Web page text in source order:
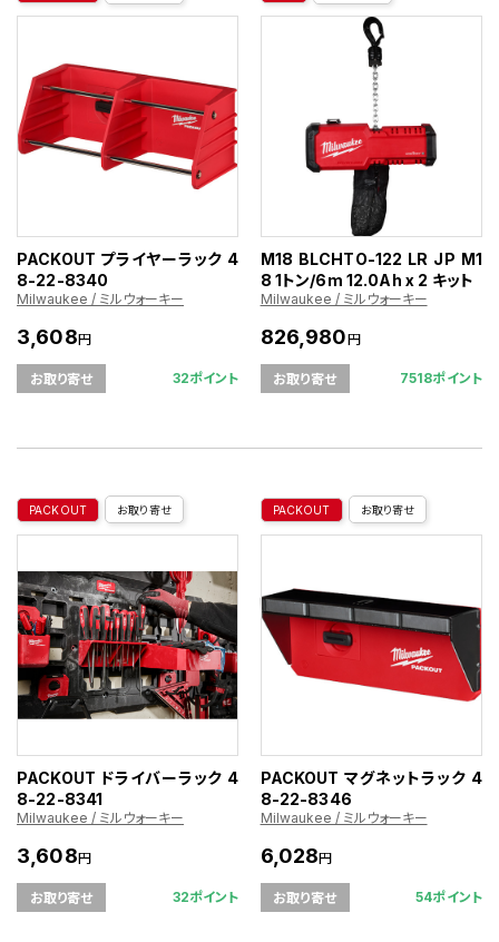
PACKOUT プライヤーラック 4
8-22-8340
Milwaukee / ミルウォーキー
3,608円
お取り寄せ 32ポイント
M18 BLCHTO-122 LR JP M1
8 1トン/6m 12.0Ah x 2 キット
Milwaukee / ミルウォーキー
826,980円
お取り寄せ 7518ポイント
PACKOUT お取り寄せ
PACKOUT ドライバーラック 4
8-22-8341
Milwaukee / ミルウォーキー
3,608円
お取り寄せ 32ポイント
PACKOUT お取り寄せ
PACKOUT マグネットラック 4
8-22-8346
Milwaukee / ミルウォーキー
6,028円
お取り寄せ 54ポイント